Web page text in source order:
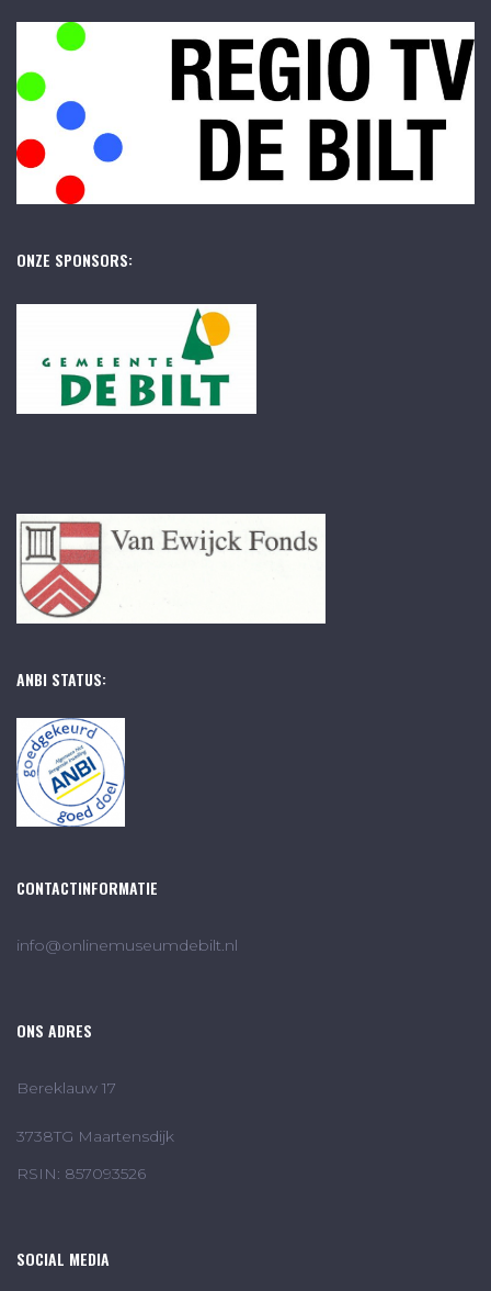
ONZE SPONSORS:
ANBI STATUS:
CONTACTINFORMATIE
info@onlinemuseumdebilt.nl
ONS ADRES
Bereklauw 17
3738TG Maartensdijk
RSIN: 857093526
SOCIAL MEDIA